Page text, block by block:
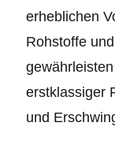
erheblichen
Rohstoffe
erstklassiger
und